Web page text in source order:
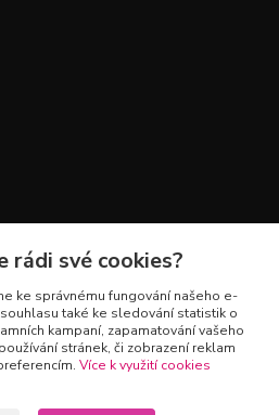
rádi své cookies?
ke správnému fungování našeho e-
také ke sledování statistik o
kampaní, zapamatování vašeho
stránek, či zobrazení reklam
Více k využití cookies